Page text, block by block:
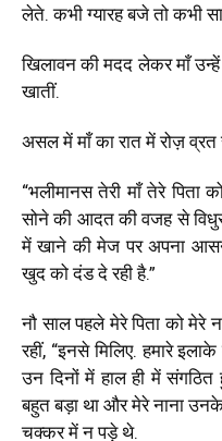
लेते. कभी ग्यारह बजे तो कभी
खिलावन की मदद लेकर माँ
खातीं.
असल में माँ का रात में रोज़ व्रत
“भलीमानस तेरी माँ तेरे पिता
सोने की आदत की वजह से
में खाने की मेज पर अपना
खुद को दंड दे रही है.”
नौ साल पहले मेरे पिता को मेरे
रहीं, “इनसे मिलिए. हमारे
उन दिनों में हाल ही में
बहुत बड़ा था और मेरे नाना उनके
चक्कर में न पड़े थे.